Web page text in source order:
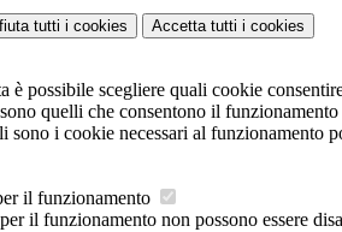
tutti i cookies Accetta tutti i cookies
è possibile scegliere quali cookie
quelli che consentono il
sono i cookie necessari al funzionamento
il funzionamento
il funzionamento non possono essere